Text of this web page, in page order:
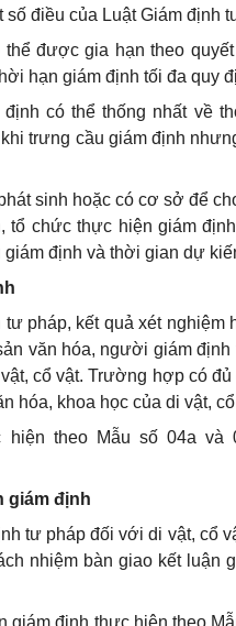
điều của Luật Giám định
được gia hạn theo
hạn giám định tối đa quy
có thể thống nhất về
trưng cầu giám định
sinh hoặc có cơ sở để
tổ chức thực hiện giám
định và thời gian dự
pháp, kết quả xét nghiệm
văn hóa, người giám
cổ vật. Trường hợp có
hóa, khoa học của di vật,
hiện theo Mẫu số 04a
giám định
tư pháp đối với di vật, cổ
nhiệm bàn giao kết luận
giám định thực hiện theo